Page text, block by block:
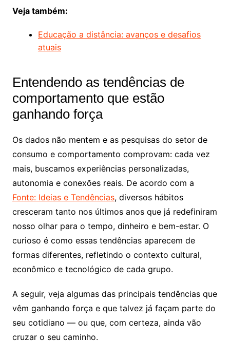
Veja também:
Educação a distância: avanços e desafios
atuais
Entendendo as tendências de
comportamento que estão
ganhando força
Os dados não mentem e as pesquisas do setor de
consumo e comportamento comprovam: cada vez
mais, buscamos experiências personalizadas,
autonomia e conexões reais. De acordo com a
Fonte: Ideias e Tendências, diversos hábitos
cresceram tanto nos últimos anos que já redefiniram
nosso olhar para o tempo, dinheiro e bem-estar. O
curioso é como essas tendências aparecem de
formas diferentes, refletindo o contexto cultural,
econômico e tecnológico de cada grupo.
A seguir, veja algumas das principais tendências que
vêm ganhando força e que talvez já façam parte do
seu cotidiano — ou que, com certeza, ainda vão
cruzar o seu caminho.